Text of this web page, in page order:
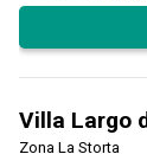
Villa Largo
Zona La Storta